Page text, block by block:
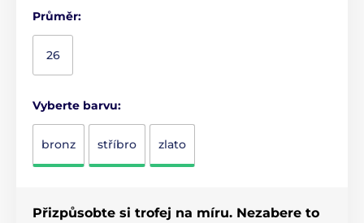
Průměr:
26
Vyberte barvu:
bronz stříbro zlato
Přizpůsobte si trofej na míru. Nezabere to